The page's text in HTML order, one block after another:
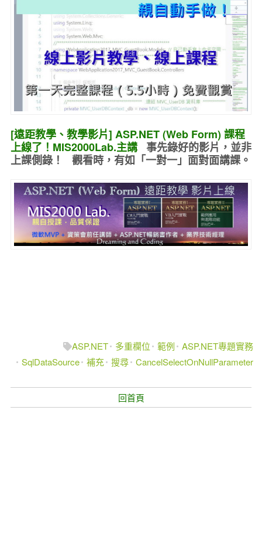
[遠距教學、教學影片] ASP.NET (Web Form) 課程
上線了！MIS2000Lab.主講 事先錄好的影片，並非
上課側錄！ 觀看時，有如 「一對一」面對面講課。
ASP.NET 多重欄位 範例
ASP.NET專題實務
SqlDataSource 補充 搜尋 CancelSelectOnNullParameter
回首頁